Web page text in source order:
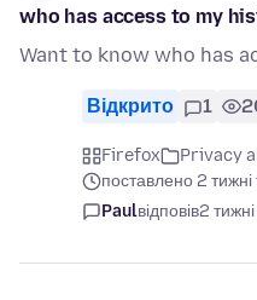
who has access to my
Want to know who has
Відкрито 1
Firefox
Privacy
поставлено 2
Paulвідповів2